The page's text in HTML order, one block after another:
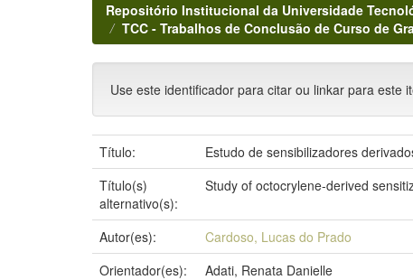
Repositório Institucional da Universidade
TCC - Trabalhos de Conclusão de Curso de
Use este identificador para citar ou linkar para este
Título:
Estudo de sensibilizadores
Título(s)
alternativo(s):
Study of octocrylene-derived
Autor(es):
Cardoso, Lucas do Prado
Orientador(es):
Adati, Renata Danielle